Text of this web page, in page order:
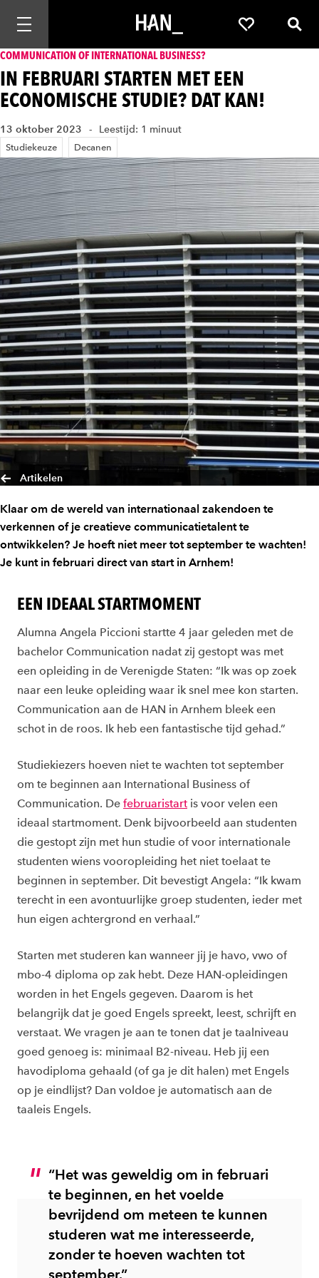
Mobiele navigatie openen Favorieten
COMMUNICATION OF INTERNATIONAL BUSINESS?
IN FEBRUARI STARTEN MET EEN
ECONOMISCHE STUDIE? DAT KAN!
13 oktober 2023 Leestijd: 1 minuut
Studiekeuze Decanen
Artikelen
Klaar om de wereld van internationaal zakendoen te
verkennen of je creatieve communicatietalent te
ontwikkelen? Je hoeft niet meer tot september te wachten!
Je kunt in februari direct van start in Arnhem!
EEN IDEAAL STARTMOMENT
Alumna Angela Piccioni startte 4 jaar geleden met de
bachelor Communication nadat zij gestopt was met
een opleiding in de Verenigde Staten: “Ik was op zoek
naar een leuke opleiding waar ik snel mee kon starten.
Communication aan de HAN in Arnhem bleek een
schot in de roos. Ik heb een fantastische tijd gehad.”
Studiekiezers hoeven niet te wachten tot september
om te beginnen aan International Business of
Communication. De februaristart is voor velen een
ideaal startmoment. Denk bijvoorbeeld aan studenten
die gestopt zijn met hun studie of voor internationale
studenten wiens vooropleiding het niet toelaat te
beginnen in september. Dit bevestigt Angela: “Ik kwam
terecht in een avontuurlijke groep studenten, ieder met
hun eigen achtergrond en verhaal.”
Starten met studeren kan wanneer jij je havo, vwo of
mbo-4 diploma op zak hebt. Deze HAN-opleidingen
worden in het Engels gegeven. Daarom is het
belangrijk dat je goed Engels spreekt, leest, schrijft en
verstaat. We vragen je aan te tonen dat je taalniveau
goed genoeg is: minimaal B2-niveau. Heb jij een
havodiploma gehaald (of ga je dit halen) met Engels
op je eindlijst? Dan voldoe je automatisch aan de
taaleis Engels.
“Het was geweldig om in februari
te beginnen, en het voelde
bevrijdend om meteen te kunnen
studeren wat me interesseerde,
zonder te hoeven wachten tot
september.”